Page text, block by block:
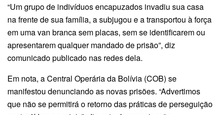
“Um grupo de indivíduos encapuzados invadiu sua casa
na frente de sua família, a subjugou e a transportou à força
em uma van branca sem placas, sem se identificarem ou
apresentarem qualquer mandado de prisão”, diz
comunicado publicado nas redes dela.
Em nota, a Central Operária da Bolívia (COB) se
manifestou denunciando as novas prisões. “Advertimos
que não se permitirá o retorno das práticas de perseguição